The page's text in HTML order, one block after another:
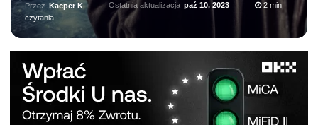
Przez Kacper K Ostatnia aktualizacja paź 10, 2023
2 min
czytania